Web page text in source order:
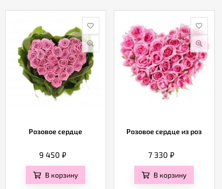
Розовое сердце
9 450 ₽
В корзину
Розовое сердце из роз
7 330 ₽
В корзину